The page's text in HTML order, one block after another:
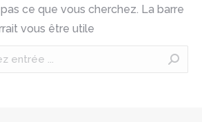
ce que vous cherchez. La barre
vous être utile